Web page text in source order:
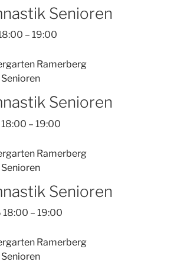
Senioren
– 19:00
Ramerberg
Senioren
Senioren
– 19:00
Ramerberg
Senioren
Senioren
18:00 – 19:00
Ramerberg
Senioren